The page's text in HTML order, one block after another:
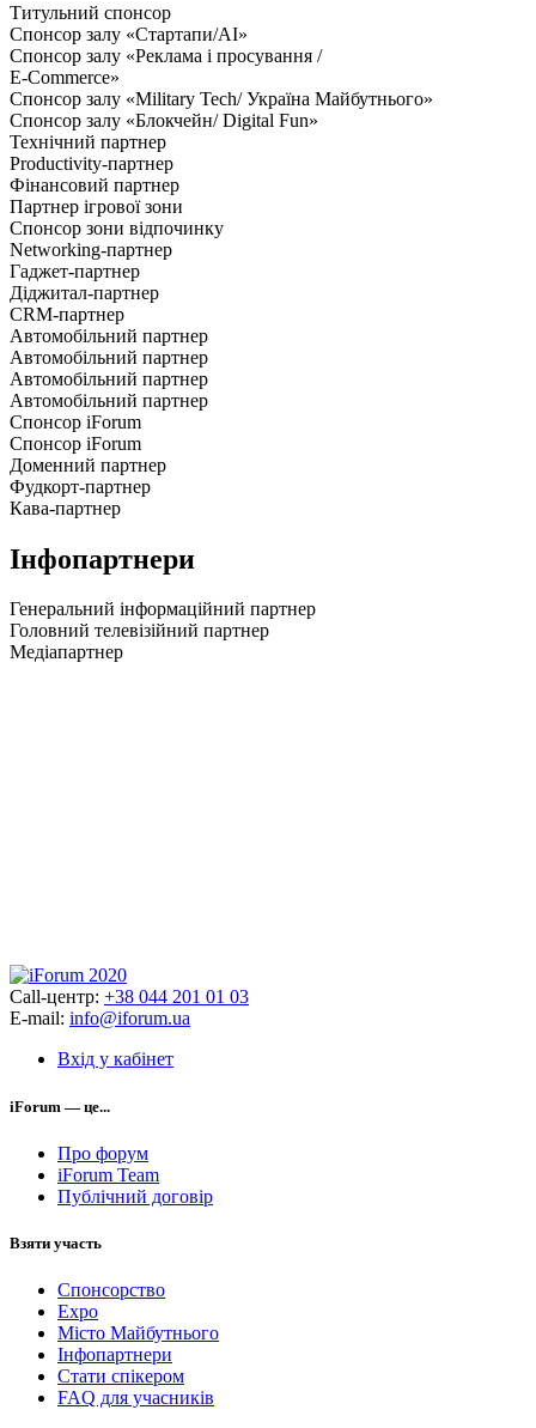
Титульний спонсор
Спонсор залу «Стартапи/AI»
Спонсор залу «Реклама і просування /
E-Commerce»
Спонсор залу «Military Tech/ Україна Майбутнього»
Спонсор залу «Блокчейн/ Digital Fun»
Технічний партнер
Productivity-партнер
Фінансовий партнер
Партнер ігрової зони
Спонсор зони відпочинку
Networking-партнер
Гаджет-партнер
Діджитал-партнер
CRM-партнер
Автомобільний партнер
Автомобільний партнер
Автомобільний партнер
Автомобільний партнер
Спонсор iForum
Спонсор iForum
Доменний партнер
Фудкорт-партнер
Кава-партнер
Інфопартнери
Генеральний інформаційний партнер
Головний телевізійний партнер
Медіапартнер
Call-центр: +38 044 201 01 03
E-mail: info@iforum.ua
Вхід у кабінет
iForum — це...
Про форум
iForum Team
Публічний договір
Взяти участь
Спонсорство
Expo
Місто Майбутнього
Інфопартнери
Стати спікером
FAQ для учасників